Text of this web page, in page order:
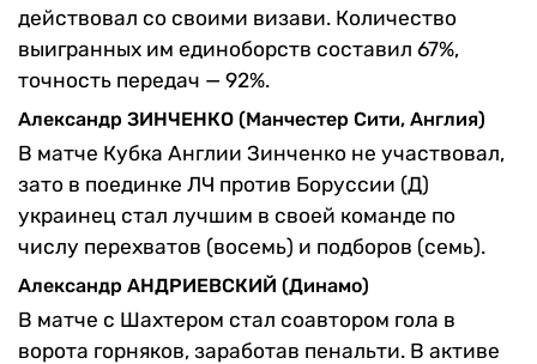
действовал со своими визави. Количество
выигранных им единоборств составил 67%,
точность передач — 92%.
Александр ЗИНЧЕНКО (Манчестер Сити, Англия)
В матче Кубка Англии Зинченко не участвовал,
зато в поединке ЛЧ против Боруссии (Д)
украинец стал лучшим в своей команде по
числу перехватов (восемь) и подборов (семь).
Александр АНДРИЕВСКИЙ (Динамо)
В матче с Шахтером стал соавтором гола в
ворота горняков, заработав пенальти. В активе